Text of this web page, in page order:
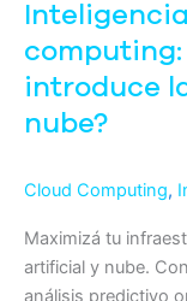
computing:
introduce
nube?
Cloud Computing,
Maximizá tu
artificial y nube.
análisis predictivo
en
la
gestión
de
la